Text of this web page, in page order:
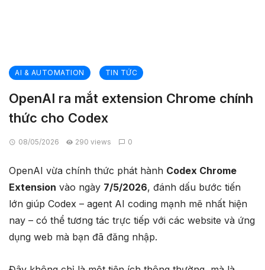
AI & AUTOMATION TIN TỨC
OpenAI ra mắt extension Chrome chính
thức cho Codex
08/05/2026 290 views 0
OpenAI vừa chính thức phát hành Codex Chrome
Extension vào ngày 7/5/2026, đánh dấu bước tiến
lớn giúp Codex – agent AI coding mạnh mẽ nhất hiện
nay – có thể tương tác trực tiếp với các website và ứng
dụng web mà bạn đã đăng nhập.